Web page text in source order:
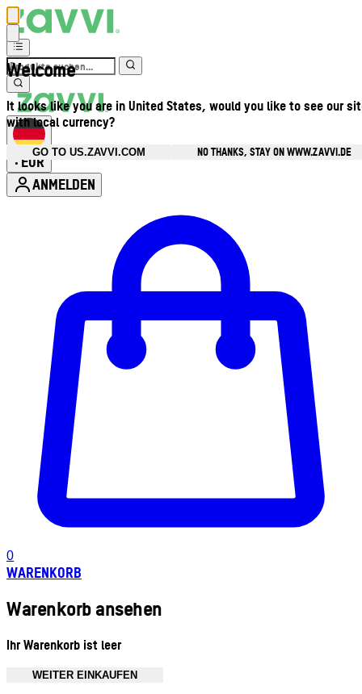
Welcome
It looks like you are in United States, would you like to see our
with local currency?
GO TO US.ZAVVI.COM
NO THANKS, STAY ON WWW.ZAVVI.DE
• EUR
ANMELDEN
0
WARENKORB
Warenkorb ansehen
Ihr Warenkorb ist leer
WEITER EINKAUFEN